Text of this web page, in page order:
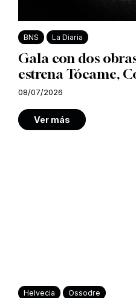
BNS La Diaria
Gala con dos
estrena Tócame,
08/07/2026
Ver más
Helvecia Ossodre